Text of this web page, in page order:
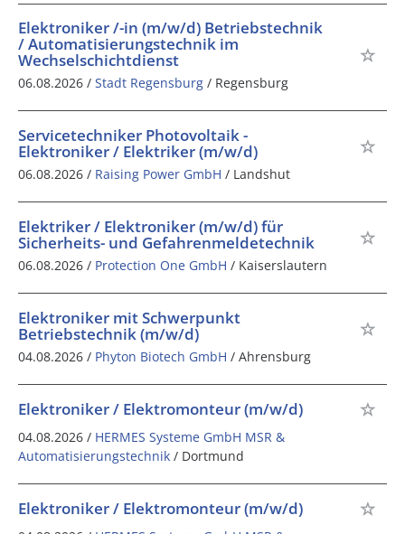
Elektroniker /-in (m/w/d) Betriebstechnik
/ Automatisierungstechnik im
Wechselschichtdienst
06.08.2026 / Stadt Regensburg / Regensburg
Servicetechniker Photovoltaik -
Elektroniker / Elektriker (m/w/d)
06.08.2026 / Raising Power GmbH / Landshut
Elektriker / Elektroniker (m/w/d) für
Sicherheits- und Gefahrenmeldetechnik
06.08.2026 / Protection One GmbH / Kaiserslautern
Elektroniker mit Schwerpunkt
Betriebstechnik (m/w/d)
04.08.2026 / Phyton Biotech GmbH / Ahrensburg
Elektroniker / Elektromonteur (m/w/d)
04.08.2026 / HERMES Systeme GmbH MSR &
Automatisierungstechnik / Dortmund
Elektroniker / Elektromonteur (m/w/d)